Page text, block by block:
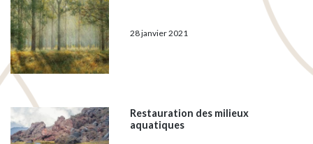
28 janvier 2021
Restauration des milieux
aquatiques